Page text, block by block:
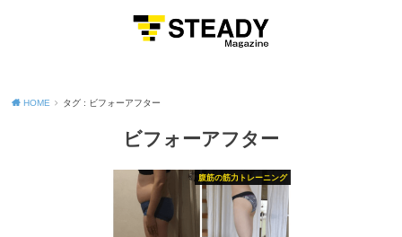
HOME タグ : ビフォーアフター
ビフォーアフター
腹筋の筋力トレーニング